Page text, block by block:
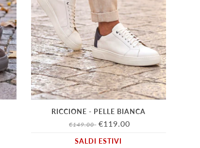
RICCIONE - PELLE BIANCA
€149.00 €119.00
SALDI ESTIVI